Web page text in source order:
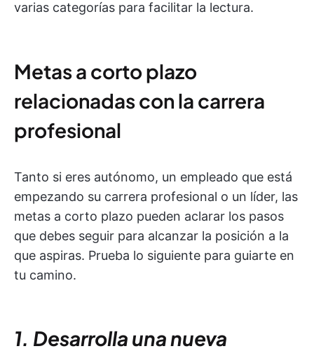
varias categorías para facilitar la lectura.
Metas a corto plazo
relacionadas con la carrera
profesional
Tanto si eres autónomo, un empleado que está
empezando su carrera profesional o un líder, las
metas a corto plazo pueden aclarar los pasos
que debes seguir para alcanzar la posición a la
que aspiras. Prueba lo siguiente para guiarte en
tu camino.
1. Desarrolla una nueva